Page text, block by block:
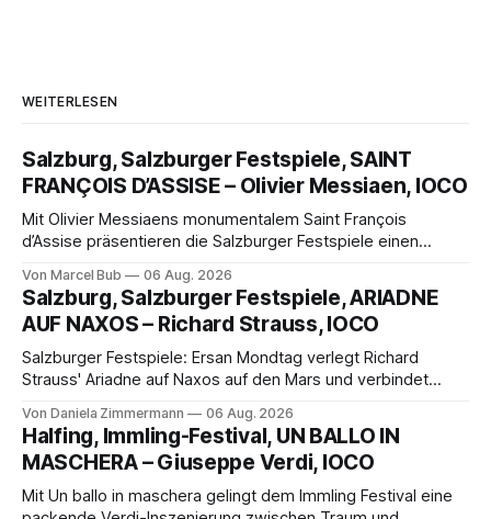
WEITERLESEN
Salzburg, Salzburger Festspiele, SAINT
FRANÇOIS D’ASSISE – Olivier Messiaen, IOCO
Mit Olivier Messiaens monumentalem Saint François
d’Assise präsentieren die Salzburger Festspiele einen
eine bildgewaltige Inszenierung, Maxime Pascal entfaltet
die komplexe Partitur eindrucksvoll, Philippe Sly berührt als
Franziskus.
Von Marcel Bub 06 Aug. 2026
Salzburg, Salzburger Festspiele, ARIADNE
AUF NAXOS – Richard Strauss, IOCO
Salzburger Festspiele: Ersan Mondtag verlegt Richard
Strauss' Ariadne auf Naxos auf den Mars und verbindet
Aufführung mit starken Solisten und den Wiener
Philharmonikern, szenisch bleibt der zweite Akt jedoch
hinter den Erwartungen zurück.
Von Daniela Zimmermann 06 Aug. 2026
Halfing, Immling-Festival, UN BALLO IN
MASCHERA – Giuseppe Verdi, IOCO
Mit Un ballo in maschera gelingt dem Immling Festival eine